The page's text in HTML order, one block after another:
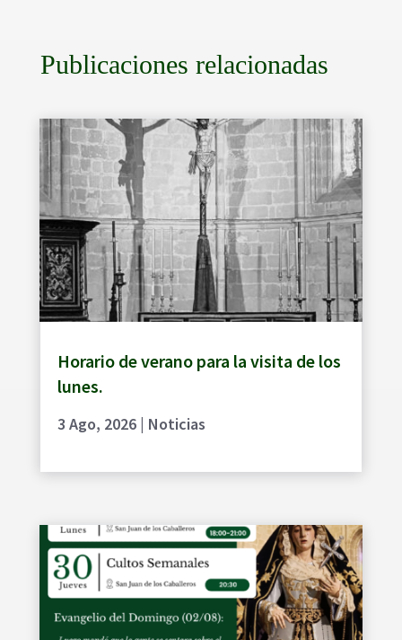
Publicaciones relacionadas
Horario de verano para la visita de los
lunes.
3 Ago, 2026| Noticias